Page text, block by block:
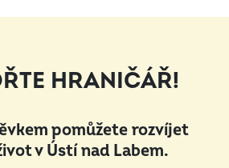
HRANIČÁŘ!
pomůžete rozvíjet
v Ústí nad Labem.